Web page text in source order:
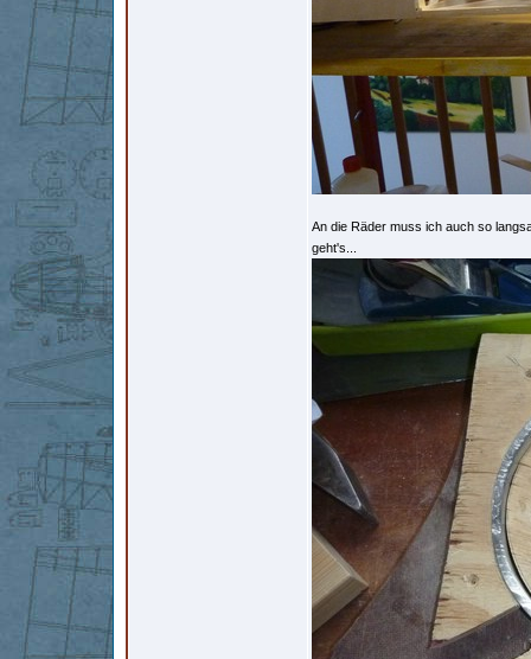
An die Räder muss ich auch so
geht's...